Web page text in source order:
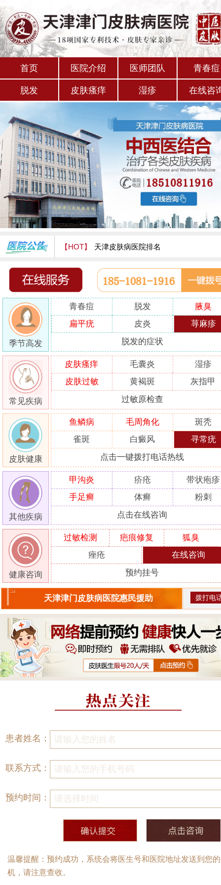
首页 医院介绍 医师团队 青春痘
脱发 皮肤瘙痒 湿疹 在线咨
【HOT】 天津皮肤病医院排名
天津津门皮肤病医院怎么样
季节高发
青春痘 脱发
腋臭
扁平疣
皮炎 荨麻疹
脱发的症状
常见疾病
皮肤瘙痒 毛囊炎
湿疹
皮肤过敏
黄褐斑 灰指甲
过敏原检查
皮肤健康
鱼鳞病 毛周角化
斑秃
雀斑
白癜风 寻常疣
点击一键拨打电话热线
其他疾病
甲沟炎 疥疮
带状疱疹
手足癣
体癣 粉刺
点击在线咨询
健康咨询
过敏检测 疤痕修复
狐臭
痤疮
在线咨询
预约挂号
天津津门皮肤病医院惠民援助 拨打电
患者姓名：
联系方式：
预约时间：
温馨提醒：预约成功，系统会将医生号和医院地址发送到您
机，请注意查收。